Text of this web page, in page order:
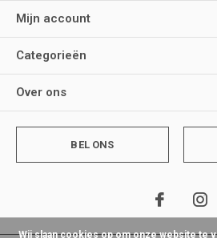
Mijn account
Categorieën
Over ons
BEL ONS
Wij slaan cookies op om onze website te